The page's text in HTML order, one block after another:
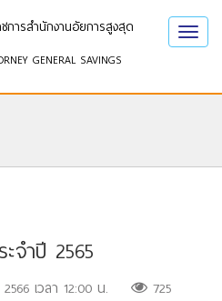
ารสำนักงานอัยการสูงสุด
GENERAL SAVINGS
จำปี 2565
เวลา 12:00 น. 725